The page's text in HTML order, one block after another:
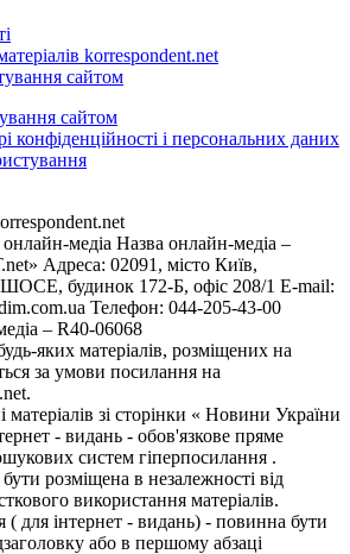
korrespondent.net
сайтом
сайтом
конфіденційності і персональних даних
медіа Назва онлайн-медіа –
Адреса: 02091, місто Київ,
будинок 172-Б, офіс 208/1 E-mail:
Телефон: 044-205-43-00
– R40-06068
яких матеріалів, розміщених на
за умови посилання на
зі сторінки « Новини України
- видань - обов'язкове пряме
систем гіперпосилання .
розміщена в незалежності від
використання матеріалів.
( для інтернет - видань) - повинна бути
або в першому абзаці